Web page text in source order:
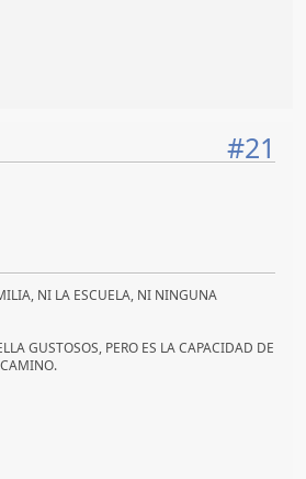
#21
NI LA ESCUELA, NI NINGUNA
GUSTOSOS, PERO ES LA CAPACIDAD DE